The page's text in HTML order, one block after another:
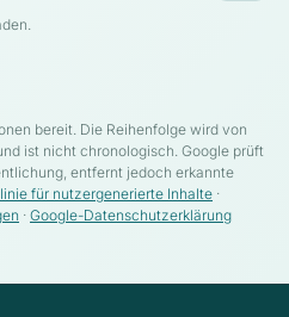
bereit. Die Reihenfolge wird von
ist nicht chronologisch. Google prüft
entfernt jedoch erkannte
für nutzergenerierte Inhalte ·
· Google-Datenschutzerklärung